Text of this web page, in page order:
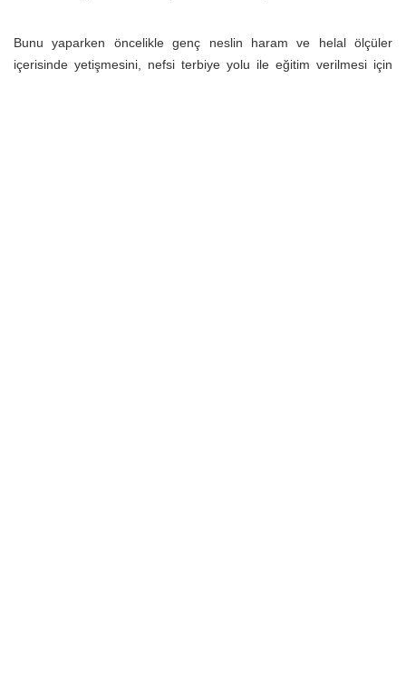
Bunu yaparken öncelikle genç neslin haram ve helal ölçüler
içerisinde yetişmesini, nefsi terbiye yolu ile eğitim verilmesi için